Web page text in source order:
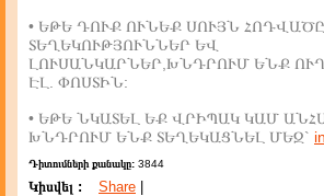
• ԵԹԵ ԴՈՒՔ ՈՒՆԵՔ ՍՈՒՅՆ
ՏԵՂԵԿՈՒԹՅՈՒՆՆԵՐ ԵՎ
ԼՈՒՍԱՆԿԱՐՆԵՐ,ԽՆԴՐՈՒՄ ԵՆՔ
ԷԼ. ՓՈՍՏԻՆ:
• ԵԹԵ ՆԿԱՏԵԼ ԵՔ ՎՐԻՊԱԿ ԿԱՄ
ԽՆԴՐՈՒՄ ԵՆՔ ՏԵՂԵԿԱՑՆԵԼ ՄԵԶ`
Դիտումների քանակը: 3844
Կիսվել : Share